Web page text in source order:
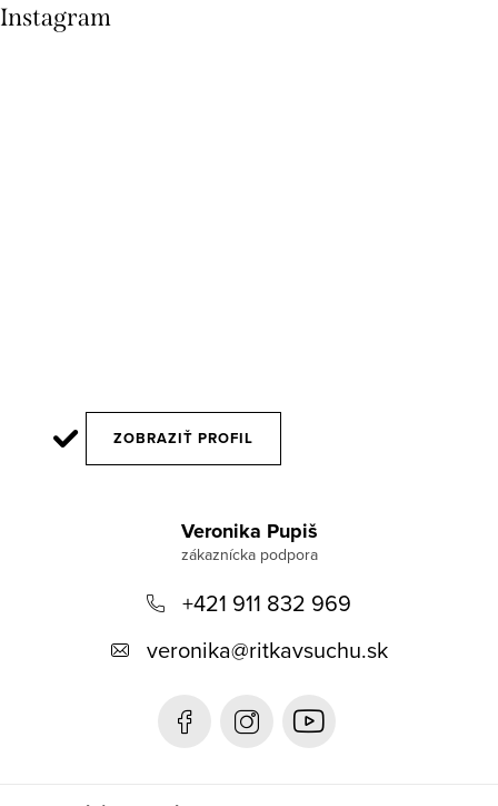
Instagram
ZOBRAZIŤ PROFIL
Veronika Pupiš
+421 911 832 969
veronika@ritkavsuchu.sk